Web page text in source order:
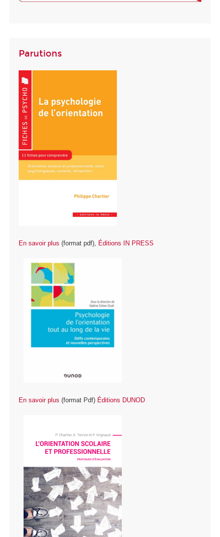
Parutions
En savoir plus (format pdf), Éditions IN PRESS
En savoir plus (format Pdf) Éditions DUNOD